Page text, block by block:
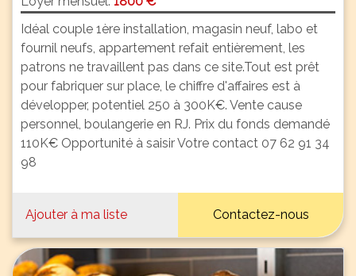
Idéal couple 1ère installation, magasin neuf, labo et
fournil neufs, appartement refait entièrement, les
patrons ne travaillent pas dans ce site.Tout est prêt
pour fabriquer sur place, le chiffre d'affaires est à
développer, potentiel 250 à 300K€. Vente cause
personnel, boulangerie en RJ. Prix du fonds demandé
110K€ Opportunité à saisir Votre contact 07 62 91 34
98
Ajouter à ma liste Contactez-nous